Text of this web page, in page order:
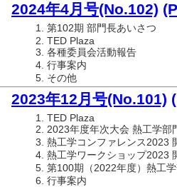
2024年4月号(No.102)
第102期 部門長あいさつ
TED Plaza
各種委員会活動報告
行事案内
その他
2023年12月号(No.101)
TED Plaza
2023年度年次大会 熱工学部
熱工学コンファレンス2023
熱工学ワークショップ2023
第100期（2022年度）熱工
行事案内